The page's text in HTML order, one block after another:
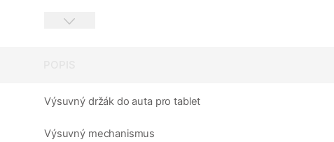
Výsuvný držák do auta pro tablet
Výsuvný mechanismus